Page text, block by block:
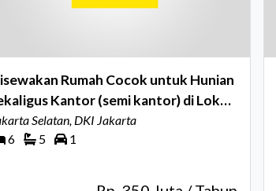
Rumah Cocok untuk Hunian
Kantor (semi kantor) di Lokasi
Tebet Jaksel
Selatan, DKI Jakarta
6
5 1